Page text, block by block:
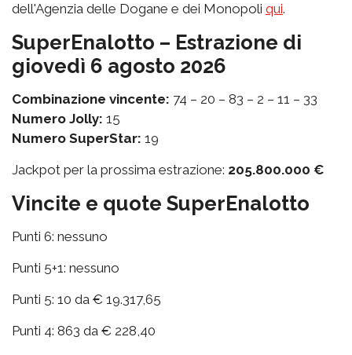
dell'Agenzia delle Dogane e dei Monopoli qui.
SuperEnalotto – Estrazione di
giovedì 6 agosto 2026
Combinazione vincente: 74 – 20 – 83 – 2 – 11 – 33
Numero Jolly: 15
Numero SuperStar: 19
Jackpot per la prossima estrazione: 205.800.000 €
Vincite e quote SuperEnalotto
Punti 6: nessuno
Punti 5+1: nessuno
Punti 5: 10 da € 19.317,65
Punti 4: 863 da € 228,40